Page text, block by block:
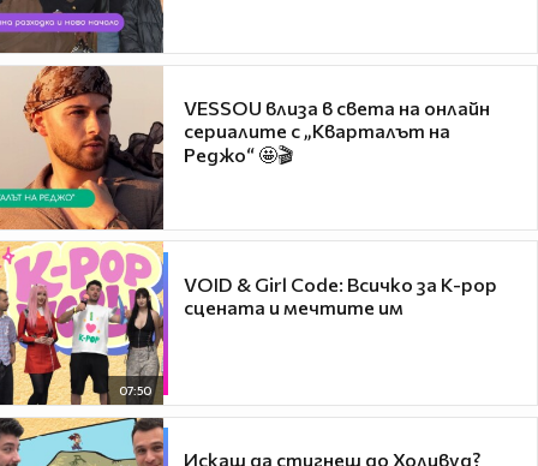
VESSOU влиза в света на онлайн
сериалите с „Кварталът на
Реджо“ 🤩🎬
07:50
VOID & Girl Code: Всичко за K-pop
сцената и мечтите им
Искаш да стигнеш до Холивуд?